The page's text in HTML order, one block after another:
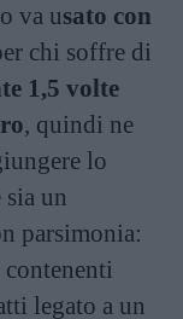
va usato con
chi soffre di
1,5 volte
, quindi ne
lo
sia un
parsimonia:
legato a un